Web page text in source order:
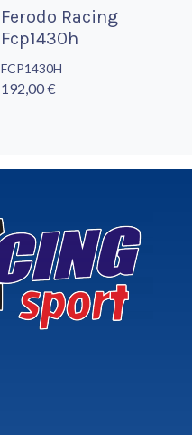
Ferodo Racing
Fcp1430h
FCP1430H
192,00 €